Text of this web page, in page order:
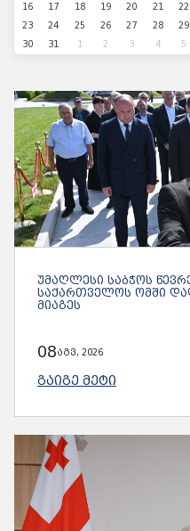
16
17 18 19 20 21
22
23
24 25 26 27 28
29
30
31 1 2 3 4 5
ᲣᲛᲐᲦᲚᲔᲡᲘ ᲡᲐᲑᲭᲝᲡ
ᲡᲐᲥᲐᲠᲗᲕᲔᲚᲝᲡ ᲝᲛᲨᲘ
ᲛᲘᲐᲒᲔᲡ
08აგვ, 2026
ᲒᲐᲘᲒᲔ ᲛᲔᲢᲘ